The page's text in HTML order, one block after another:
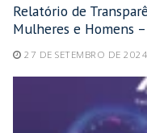
Relatório de
Mulheres e Homens
27 DE SETEMBRO DE 2024